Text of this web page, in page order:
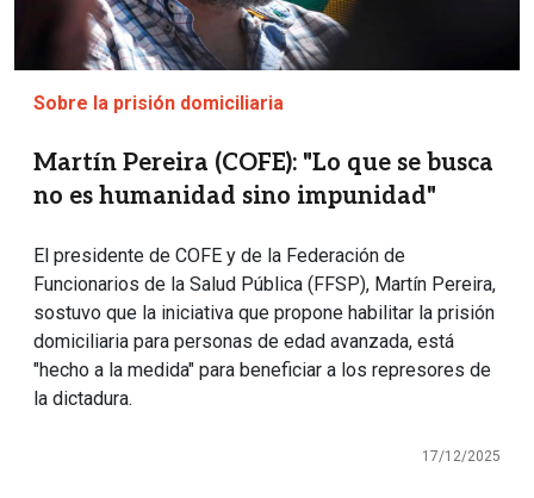
Sobre la prisión domiciliaria
Martín Pereira (COFE): "Lo que se busca
no es humanidad sino impunidad"
El presidente de COFE y de la Federación de
Funcionarios de la Salud Pública (FFSP), Martín Pereira,
sostuvo que la iniciativa que propone habilitar la prisión
domiciliaria para personas de edad avanzada, está
"hecho a la medida" para beneficiar a los represores de
la dictadura.
17/12/2025